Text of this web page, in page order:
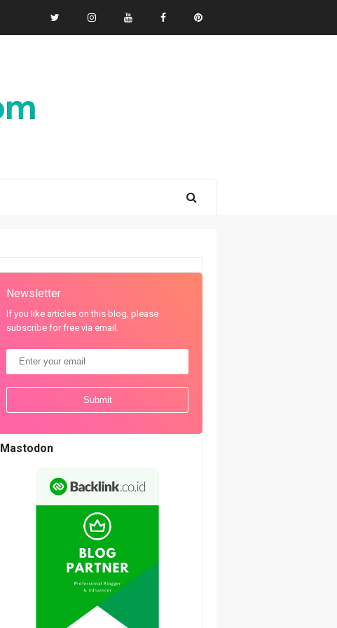
Newsletter
If you like articles on this blog, please
subscribe for free via email.
Mastodon